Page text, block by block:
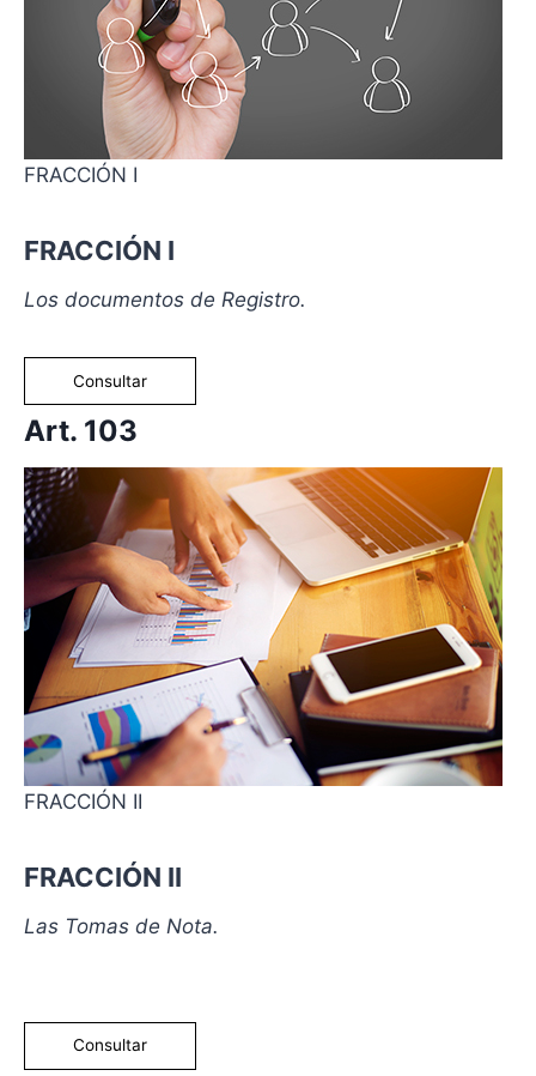
FRACCIÓN I
FRACCIÓN I
Los documentos de Registro.
Consultar
Art. 103
FRACCIÓN II
FRACCIÓN II
Las Tomas de Nota.
Consultar